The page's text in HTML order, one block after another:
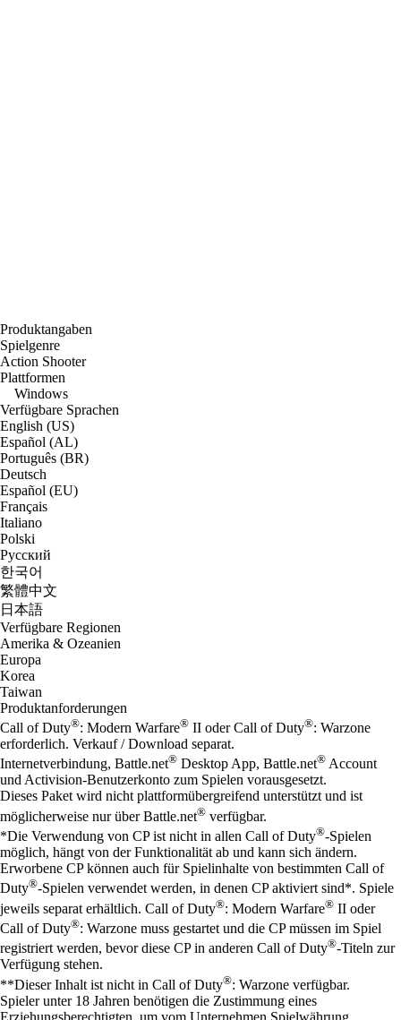
Produktangaben
Spielgenre
Action Shooter
Plattformen
Windows
Verfügbare Sprachen
English (US)
Español (AL)
Português (BR)
Deutsch
Español (EU)
Français
Italiano
Polski
Русский
한국어
繁體中文
日本語
Verfügbare Regionen
Amerika & Ozeanien
Europa
Korea
Taiwan
Produktanforderungen
Call of Duty®: Modern Warfare® II oder Call of Duty®: Warzone
erforderlich. Verkauf / Download separat.
Internetverbindung, Battle.net® Desktop App, Battle.net® Account
und Activision-Benutzerkonto zum Spielen vorausgesetzt.
Dieses Paket wird nicht plattformübergreifend unterstützt und ist
möglicherweise nur über Battle.net® verfügbar.
*Die Verwendung von CP ist nicht in allen Call of Duty®-Spielen
möglich, hängt von der Funktionalität ab und kann sich ändern.
Erworbene CP können auch für Spielinhalte von bestimmten Call of
Duty®-Spielen verwendet werden, in denen CP aktiviert sind*. Spiele
jeweils separat erhältlich. Call of Duty®: Modern Warfare® II oder
Call of Duty®: Warzone muss gestartet und die CP müssen im Spiel
registriert werden, bevor diese CP in anderen Call of Duty®-Titeln zur
Verfügung stehen.
**Dieser Inhalt ist nicht in Call of Duty®: Warzone verfügbar.
Spieler unter 18 Jahren benötigen die Zustimmung eines
Erziehungsberechtigten, um vom Unternehmen Spielwährung,